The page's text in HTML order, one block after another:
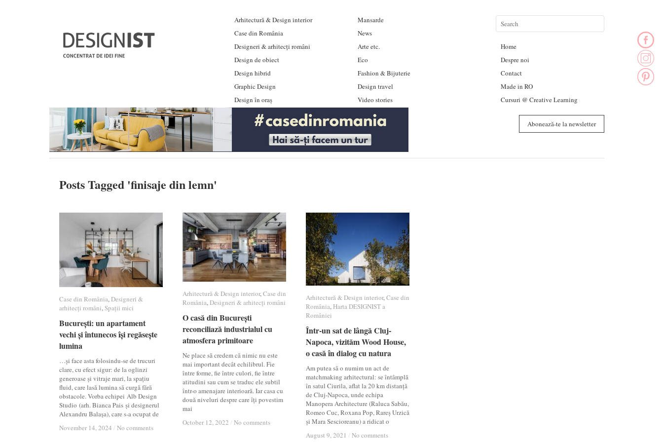
Arhitectură & Design interior
Case din România
Designeri & arhitecți români
Design de obiect
Design hibrid
Graphic Design
Design în oraș
Mansarde
News
Arte etc.
Eco
Fashion & Bijuterie
Design travel
Video stories
Home
Despre noi
Contact
Made in RO
Cursuri @ Creative Learning
Abonează-te la newsletter
Posts Tagged 'finisaje din lemn'
Case din România,Designeri &
arhitecți români,Spații mici
București: un apartament
vechi și întunecos își regăsește
lumina
…și face asta folosindu-se de trucuri
clare, cu efect sigur: de la oglinzi
generoase și vitraje mari, la spațiu
fluid, care lasă lumina să curgă fără
obstacole. Vorba echipei Alb Design
Studio (arh. Bianca Pais și designerul
Alexandru Balaşa), care s-a ocupat de
November 14, 2024 / No comments
Case din România Designeri &
arhitecți români Spații mici
București: un apartament
vechi și întunecos își regăsește
lumina
November 14, 2024 / No comments
Arhitectură & Design interior,Case din
România,Designeri & arhitecți români
O casă din București
reconciliază industrialul cu
atmosfera primitoare
Ne place să credem că nimic nu este
mai important decât echilibrul. Fie
între forme, fie între culori, fie între
atitudini sau cum se traduc ele subtil
într-o amenajare interioară. Iar casa cu
două niveluri despre care îți povestim
mai
October 12, 2022 / No comments
Arhitectură & Design interior Case din
România Designeri & arhitecți români
O casă din București
reconciliază industrialul cu
atmosfera primitoare
October 12, 2022 / No comments
Arhitectură & Design interior,Case din
România, Harta DESIGNIST a
României
Într-un sat de lângă Cluj-
Napoca, vizităm Wood House,
o casă în dialog cu natura
Am putea să o numim un act de
matchmaking arhitectural: se întâmplă
în satul Ciurila, aflat la 20 km distanță
de Cluj-Napoca, unde echipa
Manopera Architecture (Raluca Sabău,
Romeo Cuc, Roxana Pop, Rareș Urzică
și Mara Sescioreanu) a ridicat o
August 9, 2021 / No comments
Arhitectură & Design interior Case din
România Harta DESIGNIST a
României
Într-un sat de lângă Cluj-
Napoca, vizităm Wood House,
o casă în dialog cu natura
August 9, 2021 / No comments